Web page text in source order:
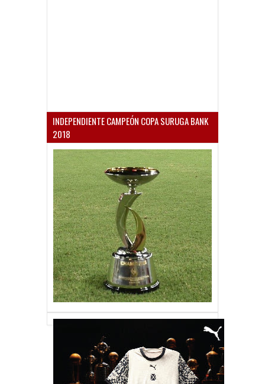
INDEPENDIENTE CAMPEÓN COPA SURUGA BANK
2018